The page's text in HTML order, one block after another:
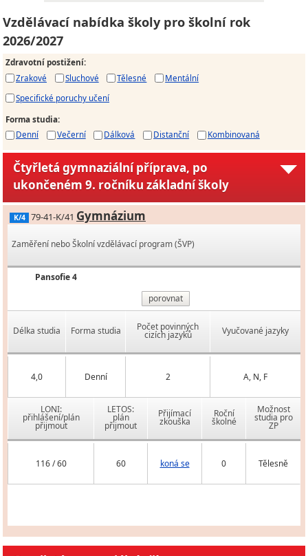
Vzdělávací nabídka školy pro školní rok
2026/2027
Zdravotní postižení:
Zrakové
Sluchové Tělesné
Mentální
Specifické poruchy učení
Forma studia:
Denní
Večerní Dálková Distanční Kombinovaná
Čtyřletá gymnaziální příprava, po
ukončeném 9. ročníku základní školy
K/4 79-41-K/41 Gymnázium
Zaměření nebo Školní vzdělávací program (ŠVP)
Pansofie 4
porovnat
Délka studia Forma studia Počet povinných
cizích jazyků Vyučované jazyky
4,0 Denní 2 A, N, F
LONI:
přihlášení/plán
přijmout
LETOS:
plán
přijmout
Přijímací
zkouška
Roční
školné
Možnost
studia pro
ZP
116 / 60 60 koná se 0 Tělesně